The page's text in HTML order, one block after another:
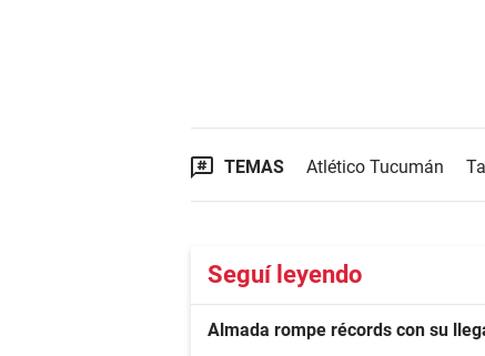
TEMAS Atlético Tucumán
Seguí leyendo
Almada rompe récords con su